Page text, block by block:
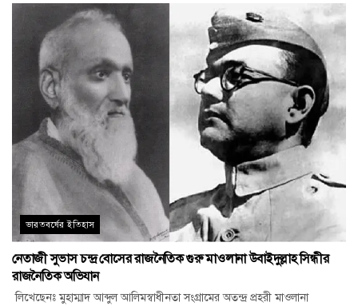
ভারতবর্ষের ইতিহাস
নেতাজী সুভাস চন্দ্র বোসের রাজনৈতিক গুরু মাওলানা উবাইদুল্লাহ সিন্ধীর
রাজনৈতিক অভিযান
লিখেছেনঃ মুহাম্মাদ আব্দুল আলিমস্বাধীনতা সংগ্রামের অতন্দ্র প্রহরী মাওলানা